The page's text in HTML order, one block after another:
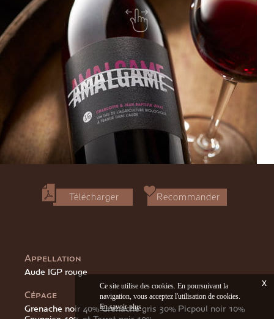
Télécharger Recommander
Appellation
Aude IGP rouge
Cépage
Grenache noir 40% Grenache gris 30% Picpoul noir 10%
Ce site utilise des cookies. En poursuivant la
navigation, vous acceptez l'utilisation de cookies.
En savoir plus
x